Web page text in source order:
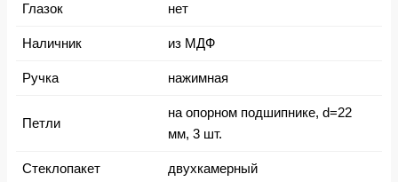
Глазок нет
Наличник из МДФ
Ручка нажимная
Петли
на опорном подшипнике, d=22
мм, 3 шт.
Стеклопакет двухкамерный